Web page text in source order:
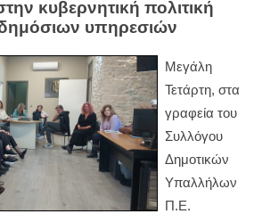
κυβερνητική πολιτική
υπηρεσιών
Μεγάλη
Τετάρτη, στα
γραφεία του
Συλλόγου
Δημοτικών
Υπαλλήλων
Π.Ε.